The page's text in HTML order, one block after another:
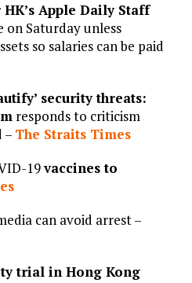
Apple Daily Staff
Saturday unless
so salaries can be paid
security threats:
responds to criticism
– The Straits Times
19vaccines to
can avoid arrest –
trial in Hong Kong